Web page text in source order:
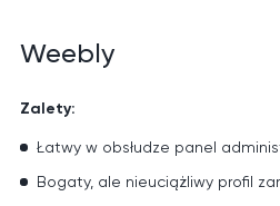
Weebly
Zalety:
Łatwy w obsłudze panel
Bogaty, ale nieuciążliwy profil